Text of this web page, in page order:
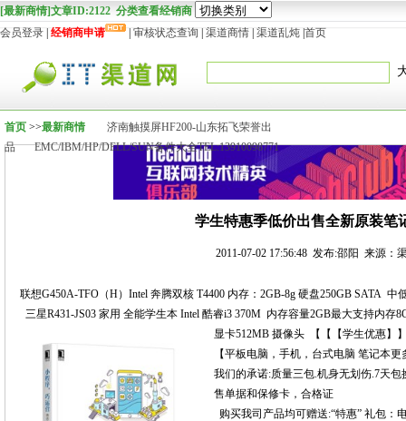
[最新商情]文章ID:2122 分类查看经销商
会员登录 经销商申请 审核状态查询 渠道商情 渠道乱炖 首页
首页 >>最新商情
济南触摸屏HF200-山东拓飞荣誉出
品
EMC/IBM/HP/DELL/SUN备件大全TEL:13910098771
学生特惠季低价出售全新原装笔
2011-07-02 17:56:48 发布:邵阳 来源：
联想G450A-TFO（H）Intel 奔腾双核 T4400 内存：2GB-8g 硬盘250GB SATA 中
三星R431-JS03 家用 全能学生本 Intel 酷睿i3 370M 内存容量2GB最大支持内
显卡512MB 摄像头 【【【学生优惠】
【平板电脑，手机，台式电脑 笔记本
我们的承诺:质量三包.机身无划伤.7天
售单据和保修卡，合格证
购买我司产品均可赠送:“特惠” 礼包：